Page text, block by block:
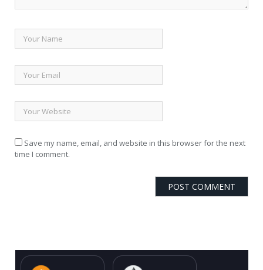
Save my name, email, and website in this browser for the next
time I comment.